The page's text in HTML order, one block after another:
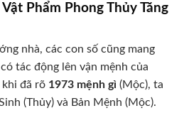
Phẩm Phong Thủy Tăng
nhà, các con số cũng mang
tác động lên vận mệnh của
đã rõ 1973 mệnh gì (Mộc), ta
(Thủy) và Bản Mệnh (Mộc).